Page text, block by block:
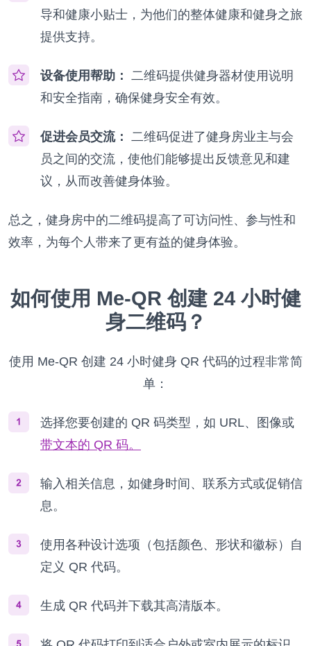
导和健康小贴士，为他们的整体健康和健身之旅
提供支持。
设备使用帮助： 二维码提供健身器材使用说明
和安全指南，确保健身安全有效。
促进会员交流： 二维码促进了健身房业主与会
员之间的交流，使他们能够提出反馈意见和建
议，从而改善健身体验。
总之，健身房中的二维码提高了可访问性、参与性和
效率，为每个人带来了更有益的健身体验。
如何使用 Me-QR 创建 24 小时健
身二维码？
使用 Me-QR 创建 24 小时健身 QR 代码的过程非常简
单：
选择您要创建的 QR 码类型，如 URL、图像或
带文本的 QR 码。
输入相关信息，如健身时间、联系方式或促销信
息。
使用各种设计选项（包括颜色、形状和徽标）自
定义 QR 代码。
生成 QR 代码并下载其高清版本。